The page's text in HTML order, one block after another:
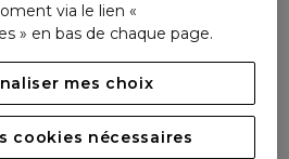
via le lien «
» en bas de chaque page.
mes choix
cookies nécessaires